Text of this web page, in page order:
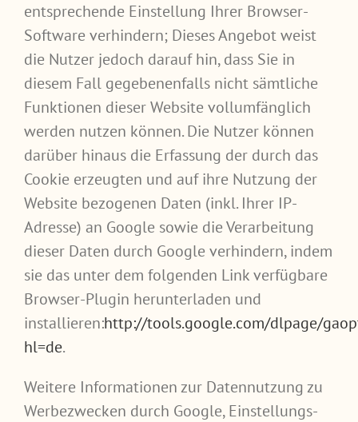
entsprechende Einstellung Ihrer Browser-
Software verhindern; Dieses Angebot weist
die Nutzer jedoch darauf hin, dass Sie in
diesem Fall gegebenenfalls nicht sämtliche
Funktionen dieser Website vollumfänglich
werden nutzen können. Die Nutzer können
darüber hinaus die Erfassung der durch das
Cookie erzeugten und auf ihre Nutzung der
Website bezogenen Daten (inkl. Ihrer IP-
Adresse) an Google sowie die Verarbeitung
dieser Daten durch Google verhindern, indem
sie das unter dem folgenden Link verfügbare
Browser-Plugin herunterladen und
installieren:http://tools.google.com/dlpage/
hl=de.
Weitere Informationen zur Datennutzung zu
Werbezwecken durch Google, Einstellungs-